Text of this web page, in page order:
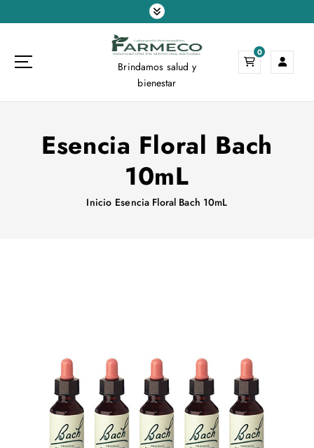
a
a
Brindamos salud y
bienestar
0
Esencia Floral Bach
10mL
Inicio Esencia Floral Bach 10mL